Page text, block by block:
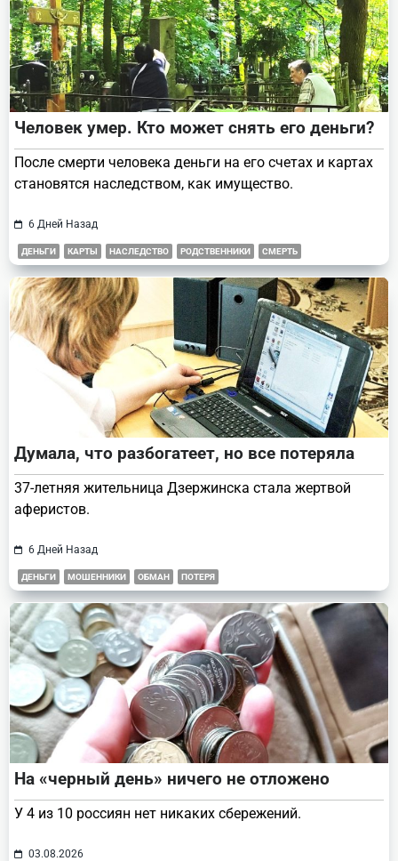
Человек умер. Кто может снять его деньги?
После смерти человека деньги на его счетах и картах
становятся наследством, как имущество.
6 Дней Назад
ДЕНЬГИ КАРТЫ НАСЛЕДСТВО РОДСТВЕННИКИ СМЕРТЬ
Думала, что разбогатеет, но все потеряла
37-летняя жительница Дзержинска стала жертвой
аферистов.
6 Дней Назад
ДЕНЬГИ МОШЕННИКИ ОБМАН ПОТЕРЯ
На «черный день» ничего не отложено
У 4 из 10 россиян нет никаких сбережений.
03.08.2026